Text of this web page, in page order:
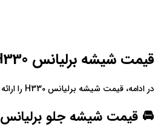
قیمت شیشه برلیانس H330
در ادامه، قیمت‌ شیشه‌ برلیانس H330 را ارائه می‌دهم.
🚘 قیمت شیشه جلو برلیانس H330